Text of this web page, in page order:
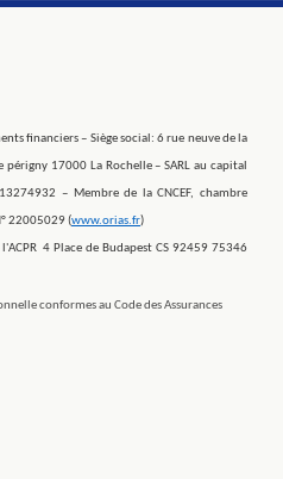
financiers – Siège social: 6 rue neuve de la
17000 La Rochelle – SARL au capital
– Membre de la CNCEF, chambre
22005029 (www.orias.fr)
l'ACPR 4 Place de Budapest CS 92459 75346
conformes au Code des Assurances​